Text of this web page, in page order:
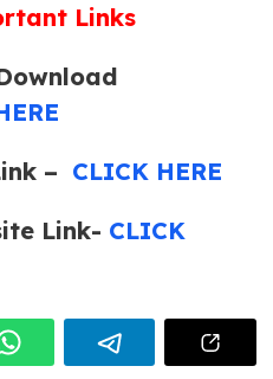
Links
– CLICK HERE
Link- CLICK